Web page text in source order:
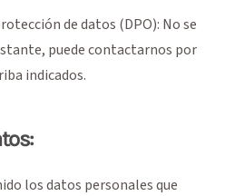
de datos (DPO): No se
puede contactarnos por
indicados.
los datos personales que